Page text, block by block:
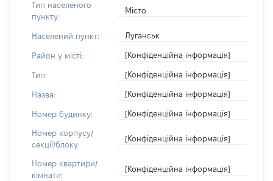
Тип населеного
пункту:
Місто
Населений пункт: Луганськ
Район у місті: [Конфіденційна інформація]
Тип: [Конфіденційна інформація]
Назва: [Конфіденційна інформація]
Номер будинку: [Конфіденційна інформація]
Номер корпусу/
секції/блоку:
[Конфіденційна інформація]
Номер квартири/
кімнати:
[Конфіденційна інформація]